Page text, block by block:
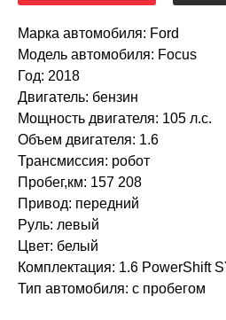
Марка автомобиля: Ford
Модель автомобиля: Focus
Год: 2018
Двигатель: бензин
Мощность двигателя: 105 л.с.
Объем двигателя: 1.6
Трансмиссия: робот
Пробег,км: 157 208
Привод: передний
Руль: левый
Цвет: белый
Комплектация: 1.6 PowerShift
Тип автомобиля: с пробегом